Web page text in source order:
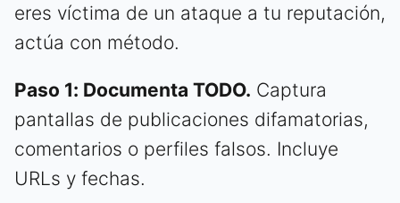
eres víctima de un ataque a tu reputación,
actúa con método.
Paso 1: Documenta TODO. Captura
pantallas de publicaciones difamatorias,
comentarios o perfiles falsos. Incluye
URLs y fechas.